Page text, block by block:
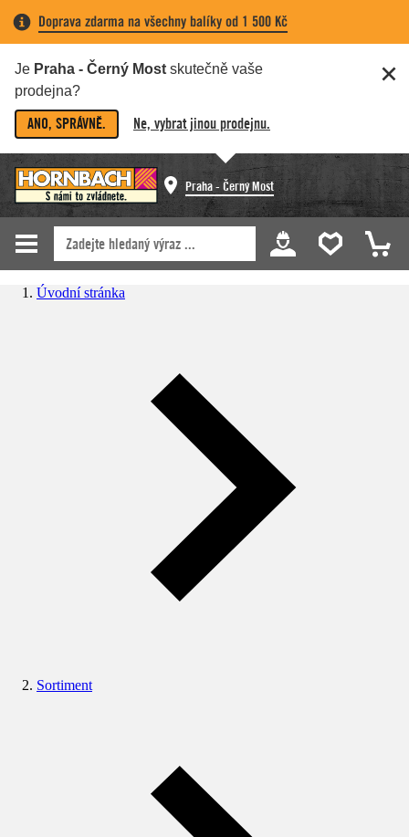
Doprava zdarma na všechny balíky od 1 500 Kč
Je Praha - Černý Most skutečně vaše
prodejna?
ANO, SPRÁVNĚ. Ne, vybrat jinou prodejnu.
Praha - Černý Most
Úvodní stránka
Sortiment